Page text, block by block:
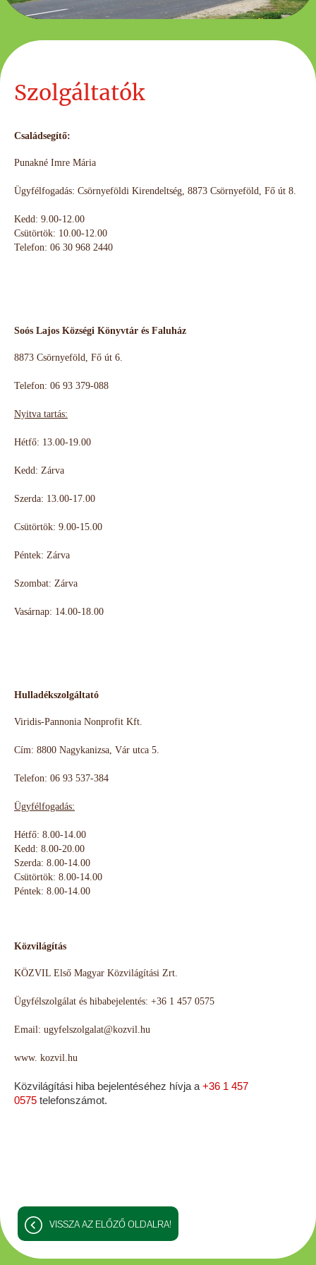
Szolgáltatók
Családsegítő:
Punakné Imre Mária
Ügyfélfogadás: Csörnyeföldi Kirendeltség, 8873 Csörnyeföld, Fő út 8.
Kedd: 9.00-12.00
Csütörtök: 10.00-12.00
Telefon: 06 30 968 2440
Soós Lajos Községi Könyvtár és Faluház
8873 Csörnyeföld, Fő út 6.
Telefon: 06 93 379-088
Nyitva tartás:
Hétfő: 13.00-19.00
Kedd: Zárva
Szerda: 13.00-17.00
Csütörtök: 9.00-15.00
Péntek: Zárva
Szombat: Zárva
Vasárnap: 14.00-18.00
Hulladékszolgáltató
Viridis-Pannonia Nonprofit Kft.
Cím: 8800 Nagykanizsa, Vár utca 5.
Telefon: 06 93 537-384
Ügyfélfogadás:
Hétfő: 8.00-14.00
Kedd: 8.00-20.00
Szerda: 8.00-14.00
Csütörtök: 8.00-14.00
Péntek: 8.00-14.00
Közvilágítás
KÖZVIL Első Magyar Közvilágítási Zrt.
Ügyfélszolgálat és hibabejelentés: +36 1 457 0575
Email: ugyfelszolgalat@kozvil.hu
www. kozvil.hu
Közvilágítási hiba bejelentéséhez hívja a +36 1 457
0575 telefonszámot.
VISSZA AZ ELŐZŐ OLDALRA!